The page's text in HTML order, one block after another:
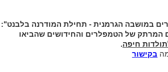
המרתק של הטמפלרים והחידושים שהביאו
חיפה.
בקישור